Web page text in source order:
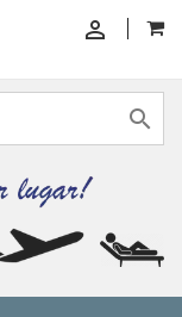

